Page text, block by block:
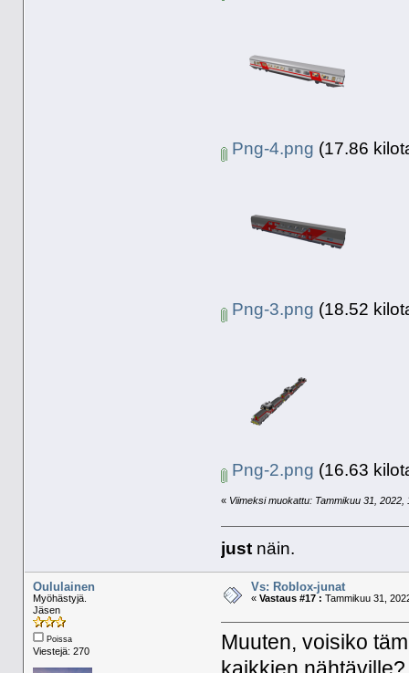
Png-4.png (17.86
Png-3.png (18.52
Png-2.png (16.63
« Viimeksi muokattu: Tammikuu 31,
just näin.
Oululainen
Myöhästyjä.
Jäsen
Poissa
Viestejä: 270
Vs: Roblox-junat
« Vastaus #17 : Tammikuu 31,
Muuten, voisiko